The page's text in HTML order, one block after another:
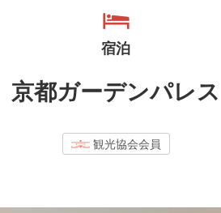
宿泊
京都ガーデンパレス
観光協会会員